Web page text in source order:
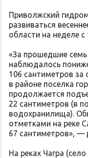
Приволжский
развиваться
области на неделе с
«За прошедшие
наблюдалось
106 сантиметров за
в районе поселка
продолжается
22 сантиметров (в
водохранилища).
отметками на реке
67 сантиметров», —
На реках Чагра